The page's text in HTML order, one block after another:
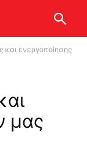
και ενεργοποίησης
μας